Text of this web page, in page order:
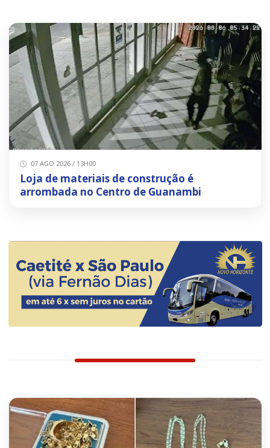
07 AGO 2026 / 13H00
Loja de materiais de construção é
arrombada no Centro de Guanambi